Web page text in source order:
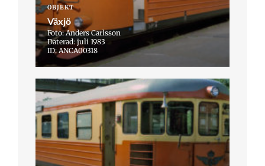
OBJEKT
Växjö
Foto: Anders Carlsson
Daterad: juli 1983
ID: ANCA00318